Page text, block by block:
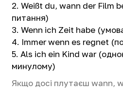
Weißt du, wann der Film
питання)
Wenn ich Zeit habe
Immer wenn es regnet
Als ich ein Kind war
минулому)
Якщо досі плутаєш wann,